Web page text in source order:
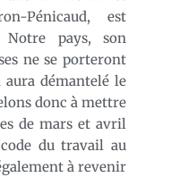
Pénicaud, est
Notre pays, son
ne se porteront
aura démantelé le
donc à mettre
de mars et avril
du travail au
à revenir